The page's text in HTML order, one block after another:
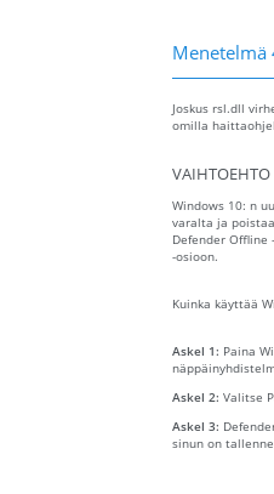
Menetelmä
Joskus rsl.dll
omilla
Windows 10: n
varalta ja
Defender Offline
-osioon.
Kuinka käyttää
Askel 1: Paina
Askel 2: Valitse
Askel 3:
sinun on